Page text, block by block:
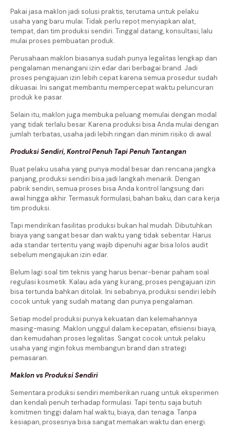
Pakai jasa maklon jadi solusi praktis, terutama untuk pelaku
usaha yang baru mulai. Tidak perlu repot menyiapkan alat,
tempat, dan tim produksi sendiri. Tinggal datang, konsultasi, lalu
mulai proses pembuatan produk.
Perusahaan maklon biasanya sudah punya legalitas lengkap dan
pengalaman menangani izin edar dari berbagai brand. Jadi
proses pengajuan izin lebih cepat karena semua prosedur sudah
dikuasai. Ini sangat membantu mempercepat waktu peluncuran
produk ke pasar.
Selain itu, maklon juga membuka peluang memulai dengan modal
yang tidak terlalu besar. Karena produksi bisa Anda mulai dengan
jumlah terbatas, usaha jadi lebih ringan dan minim risiko di awal.
Produksi Sendiri, Kontrol Penuh Tapi Penuh Tantangan
Buat pelaku usaha yang punya modal besar dan rencana jangka
panjang, produksi sendiri bisa jadi langkah menarik. Dengan
pabrik sendiri, semua proses bisa Anda kontrol langsung dari
awal hingga akhir. Termasuk formulasi, bahan baku, dan cara kerja
tim produksi.
Tapi mendirikan fasilitas produksi bukan hal mudah. Dibutuhkan
biaya yang sangat besar dan waktu yang tidak sebentar. Harus
ada standar tertentu yang wajib dipenuhi agar bisa lolos audit
sebelum mengajukan izin edar.
Belum lagi soal tim teknis yang harus benar-benar paham soal
regulasi kosmetik. Kalau ada yang kurang, proses pengajuan izin
bisa tertunda bahkan ditolak. Ini sebabnya, produksi sendiri lebih
cocok untuk yang sudah matang dan punya pengalaman.
Setiap model produksi punya kekuatan dan kelemahannya
masing-masing. Maklon unggul dalam kecepatan, efisiensi biaya,
dan kemudahan proses legalitas. Sangat cocok untuk pelaku
usaha yang ingin fokus membangun brand dan strategi
pemasaran.
Maklon vs Produksi Sendiri
Sementara produksi sendiri memberikan ruang untuk eksperimen
dan kendali penuh terhadap formulasi. Tapi tentu saja butuh
komitmen tinggi dalam hal waktu, biaya, dan tenaga. Tanpa
kesiapan, prosesnya bisa sangat memakan waktu dan energi.